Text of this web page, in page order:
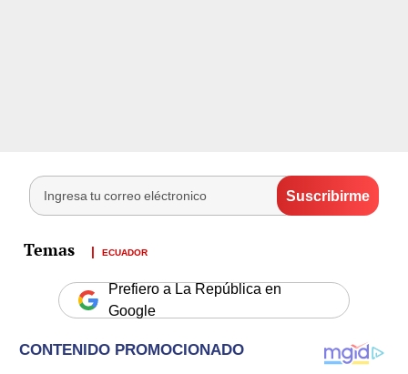
ECUADOR
Prefiero a La República en
Google